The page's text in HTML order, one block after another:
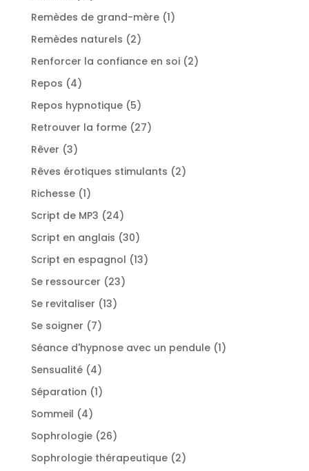
produits
Remèdes de grand-mère 11
Remèdes naturels 22
Renforcer la confiance en soi 22
Repos 44
produits
Repos hypnotique 55
produits
Retrouver la forme 2727
Rêver 33
produits
Rêves érotiques stimulants 22
Richesse 11
produit
Script de MP3 2424
produits
Script en anglais 3030
produits
Script en espagnol 1313
Se ressourcer 2323
Se revitaliser 1313
Se soigner 77
Séance d'hypnose avec un pendule 11
Sensualité 44
produits
Séparation 11
Sommeil 44
produits
Sophrologie 2626
produits
Sophrologie thérapeutique 22